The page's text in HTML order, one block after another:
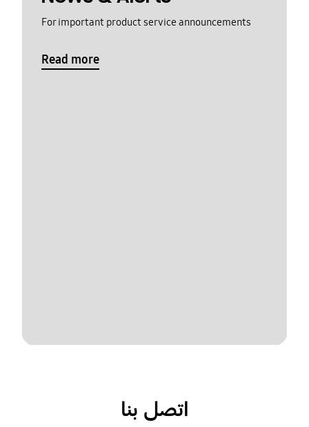
For important product service announcements
Read more
اتصل بنا